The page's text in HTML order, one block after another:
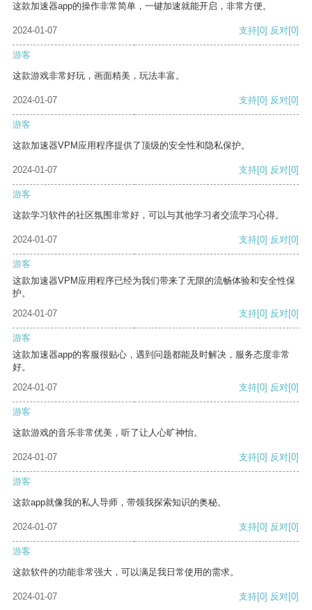
这款加速器app的操作非常简单，一键加速就能开启，非常方便。
2024-01-07 支持[0] 反对[0]
游客
这款游戏非常好玩，画面精美，玩法丰富。
2024-01-07 支持[0] 反对[0]
游客
这款加速器VPM应用程序提供了顶级的安全性和隐私保护。
2024-01-07 支持[0] 反对[0]
游客
这款学习软件的社区氛围非常好，可以与其他学习者交流学习心得。
2024-01-07 支持[0] 反对[0]
游客
这款加速器VPM应用程序已经为我们带来了无限的流畅体验和安全性保
护。
2024-01-07
支持[0] 反对[0]
游客
这款加速器app的客服很贴心，遇到问题都能及时解决，服务态度非常
好。
2024-01-07
支持[0] 反对[0]
游客
这款游戏的音乐非常优美，听了让人心旷神怡。
2024-01-07 支持[0] 反对[0]
游客
这款app就像我的私人导师，带领我探索知识的奥秘。
2024-01-07 支持[0] 反对[0]
游客
这款软件的功能非常强大，可以满足我日常使用的需求。
2024-01-07 支持[0] 反对[0]